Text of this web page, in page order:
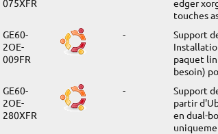
075XFR
edger
touches
GE60-
2OE-
009FR
-
Support
paquet
besoin)
GE60-
2OE-
280XFR
-
Support
partir
en dual-